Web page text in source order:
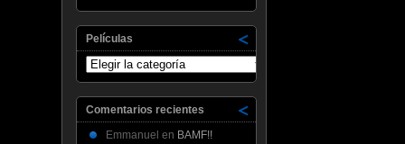
Películas
Películas
Comentarios recientes
Emmanuel en BAMF!!